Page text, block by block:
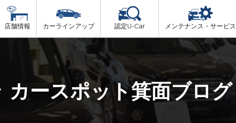
店舗情報
大阪府北部
大阪府市内
大阪府南部
カーラインアップ 認定U-Car メンテナンス・サービス
車検（法定24か月点検）
法定 12ヶ月 点検
6ヶ月ごとの セーフティ チェック
カースポット箕面ブログ